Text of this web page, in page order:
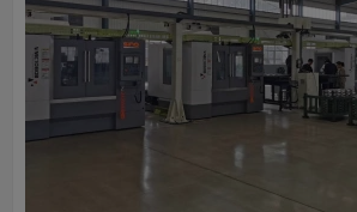
Ürün Detaylı Parametreler
Makine Modeli: V8P
Tablo
Maks. Alan sayısı yükleme kapasitesi